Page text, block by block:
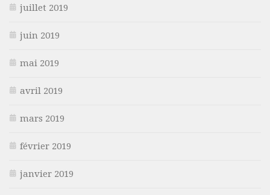
juillet 2019
juin 2019
mai 2019
avril 2019
mars 2019
février 2019
janvier 2019